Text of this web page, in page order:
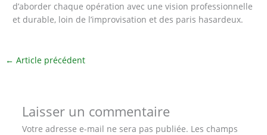
d’aborder chaque opération avec une vision professionnelle
et durable, loin de l’improvisation et des paris hasardeux.
← Article précédent
Laisser un commentaire
Votre adresse e-mail ne sera pas publiée. Les champs